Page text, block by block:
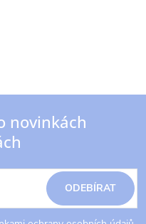
novinkách
ODEBÍRAT